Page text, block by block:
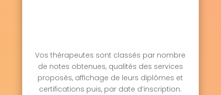
Vos thérapeutes sont classés par nombre
de notes obtenues, qualités des services
proposés, affichage de leurs diplômes et
certifications puis, par date d’inscription.